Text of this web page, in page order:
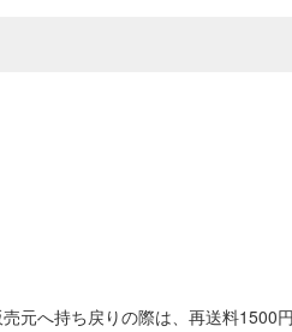
へ持ち戻りの際は、再送料1500